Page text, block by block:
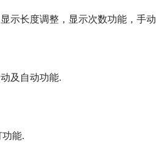
示长度调整，显示次数功能，手
及自动功能.
能.